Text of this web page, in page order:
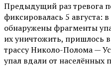
Предыдущий раз тревога
фиксировалась 5 августа:
обнаружены фрагменты
их уничтожить, пришлось
трассу Николо-Полома —
упал вдали от населённых